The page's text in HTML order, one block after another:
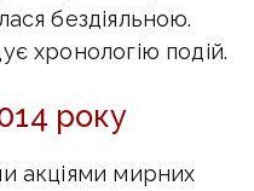
бездіяльною.
хронологію подій.
року
акціями мирних